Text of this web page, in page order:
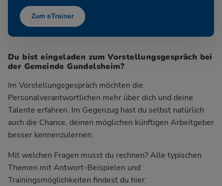
Zum eTrainer
Du bist eingeladen zum Vorstellungsgespräch bei
der Gemeinde Gundelsheim?
Im Vorstellungsgespräch möchten die
Personalverantwortlichen mehr über dich und deine
Talente erfahren. Im Gegenzug hast du selbst natürlich
auch die Chance, deinen möglichen künftigen Arbeitgeber
besser kennenzulernen.
Mit welchen Fragen musst du rechnen? Alle typischen
Themen mit Antwort-Beispielen und
Trainingsmöglichkeiten findest du hier: